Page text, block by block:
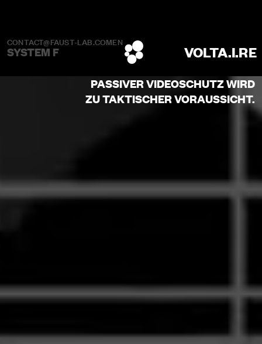
CONTACT@FAUST-LAB.COMEN
SYSTEM F VOLTA.I.RE
PASSIVER VIDEOSCHUTZ WIRD
ZU TAKTISCHER VORAUSSICHT.